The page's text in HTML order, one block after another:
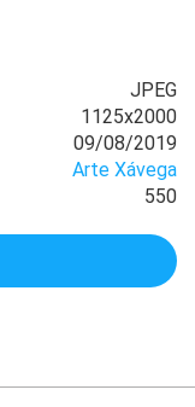
JPEG
1125x2000
09/08/2019
Arte Xávega
550